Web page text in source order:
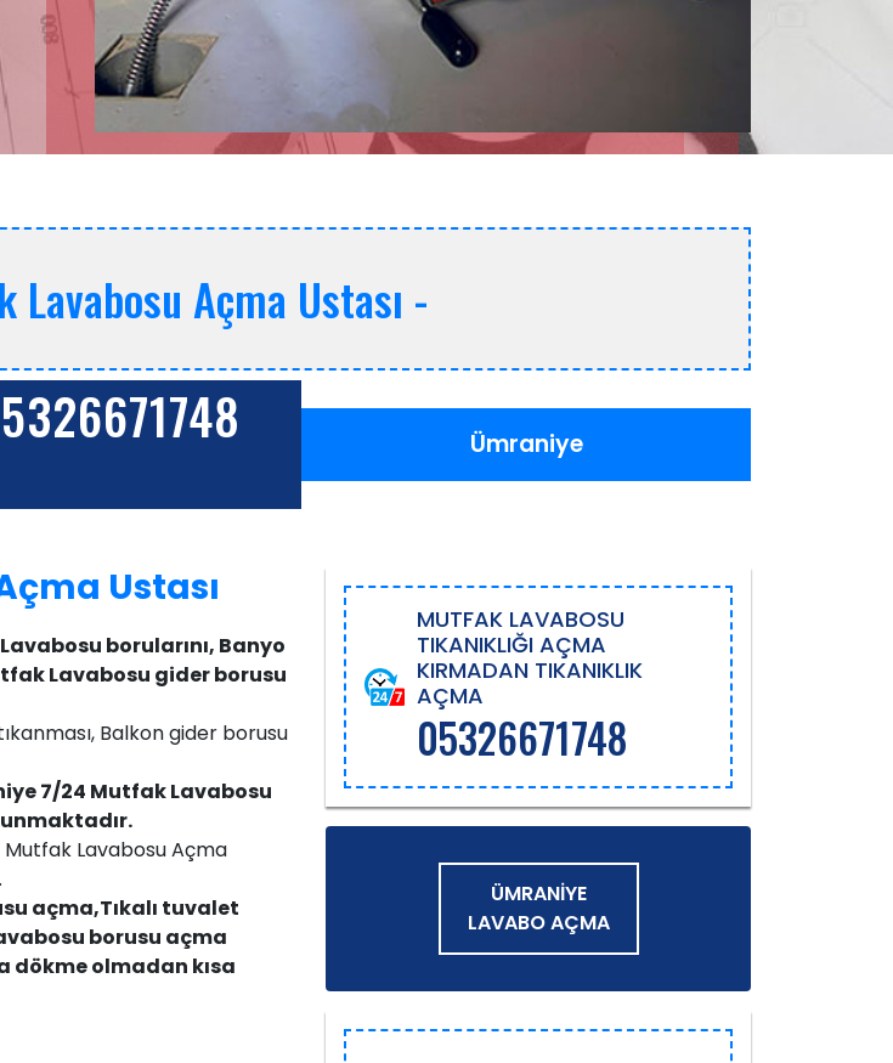
Lavabosu Açma Ustası -
Ümraniye
Ustası
borularını, Banyo
Lavabosu gider borusu
Balkon gider borusu
7/24 Mutfak Lavabosu
Lavabosu Açma
açma,Tıkalı tuvalet
borusu açma
dökme olmadan kısa
MUTFAK LAVABOSU
TIKANIKLIĞI AÇMA
KIRMADAN TIKANIKLIK
AÇMA
05326671748
ÜMRANIYE
LAVABO AÇMA